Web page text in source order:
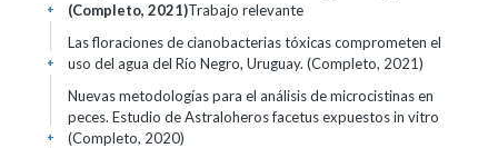
(Completo, 2021)Trabajo relevante
+
Las floraciones de cianobacterias tóxicas comprometen el
uso del agua del Río Negro, Uruguay. (Completo, 2021)
+
Nuevas metodologías para el análisis de microcistinas en
peces. Estudio de Astraloheros facetus expuestos in vitro
(Completo, 2020)
+